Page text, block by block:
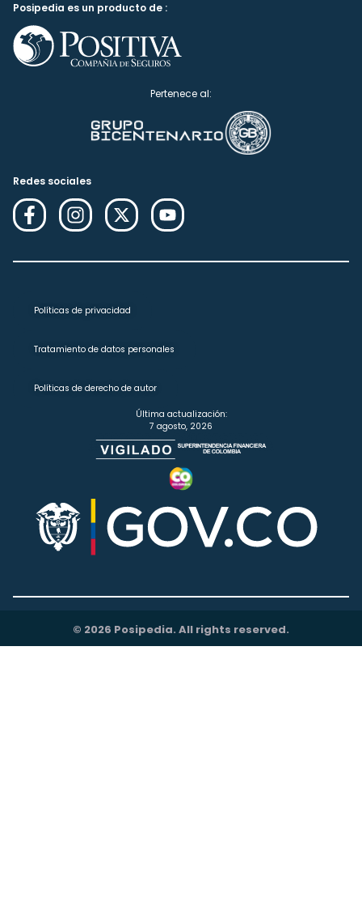
Posipedia es un producto de :
Pertenece al:
Redes sociales
Políticas de privacidad
Tratamiento de datos personales
Políticas de derecho de autor
Última actualización:
7 agosto, 2026
© 2026 Posipedia. All rights reserved.